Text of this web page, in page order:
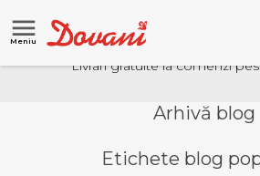
Meniu
Livrari gratuite la comenzi
Arhivă blog
Etichete blog